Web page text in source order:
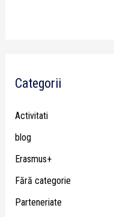
Categorii
Activitati
blog
Erasmus+
Fără categorie
Parteneriate